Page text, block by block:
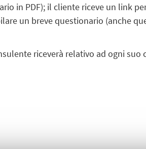
in PDF); il cliente riceve un link
un breve questionario (anche
riceverà relativo ad ogni suo